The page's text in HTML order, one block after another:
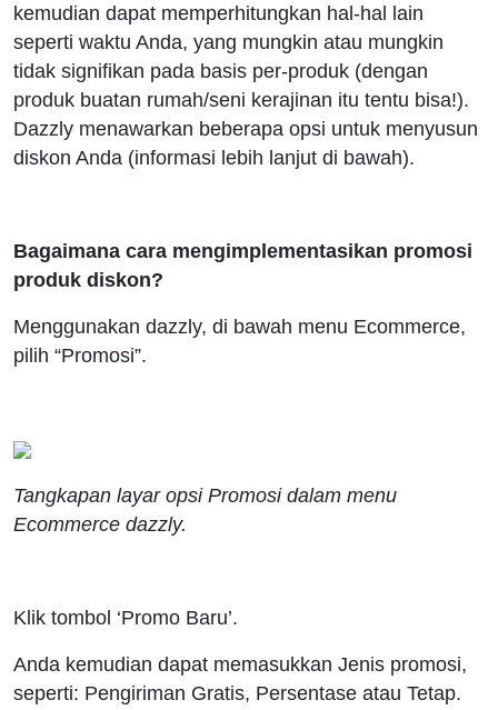
kemudian dapat memperhitungkan hal-hal lain
seperti waktu Anda, yang mungkin atau mungkin
tidak signifikan pada basis per-produk (dengan
produk buatan rumah/seni kerajinan itu tentu bisa!).
Dazzly menawarkan beberapa opsi untuk menyusun
diskon Anda (informasi lebih lanjut di bawah).
Bagaimana cara mengimplementasikan promosi
produk diskon?
Menggunakan dazzly, di bawah menu Ecommerce,
pilih “Promosi”.
Tangkapan layar opsi Promosi dalam menu
Ecommerce dazzly.
Klik tombol ‘Promo Baru’.
Anda kemudian dapat memasukkan Jenis promosi,
seperti: Pengiriman Gratis, Persentase atau Tetap.